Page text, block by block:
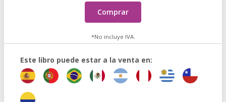
Comprar
*No incluye IVA.
Este libro puede estar a la venta en: